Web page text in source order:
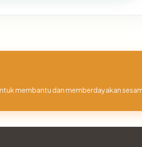
membantu dan memberdayakan